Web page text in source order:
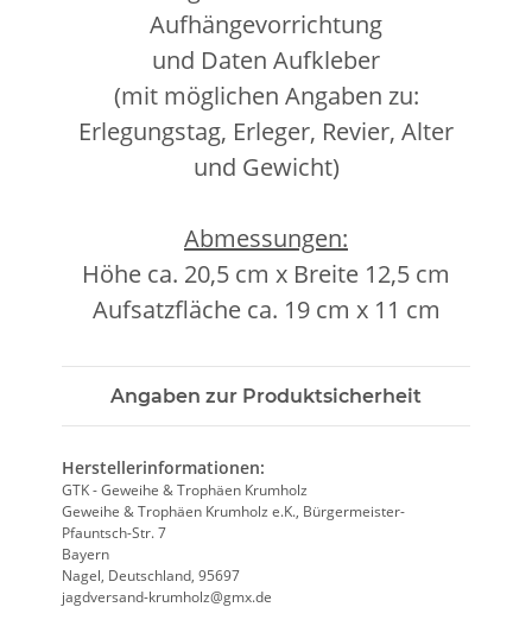
Aufhängevorrichtung
und Daten Aufkleber
(mit möglichen Angaben zu:
Erlegungstag, Erleger, Revier, Alter
und Gewicht)
Abmessungen:
Höhe ca. 20,5 cm x Breite 12,5 cm
Aufsatzfläche ca. 19 cm x 11 cm
Angaben zur Produktsicherheit
Herstellerinformationen:
GTK - Geweihe & Trophäen Krumholz
Geweihe & Trophäen Krumholz e.K., Bürgermeister-
Pfauntsch-Str. 7
Bayern
Nagel, Deutschland, 95697
jagdversand-krumholz@gmx.de